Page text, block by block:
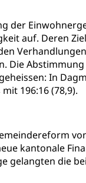
der
auf. Deren
Die
In
196:16 (78,9).
kantonale
gelangten die
Sicherheit